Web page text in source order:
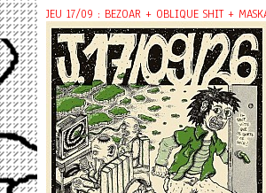
JEU 17/09 : BEZOAR + OBLIQUE SHIT +